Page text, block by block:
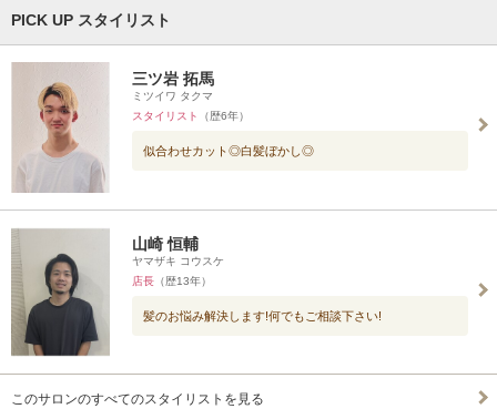
PICK UP スタイリスト
三ツ岩 拓馬
ミツイワ タクマ
スタイリスト
（歴6年）
似合わせカット◎白髪ぼかし◎
山崎 恒輔
ヤマザキ コウスケ
店長 （歴13年）
髪のお悩み解決します!何でもご相談下さい!
このサロンのすべてのスタイリストを見る